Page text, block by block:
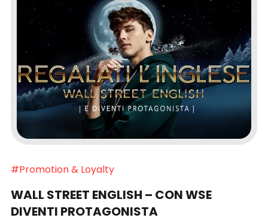
#Promotion & Loyalty
WALL STREET ENGLISH – CON WSE
DIVENTI PROTAGONISTA